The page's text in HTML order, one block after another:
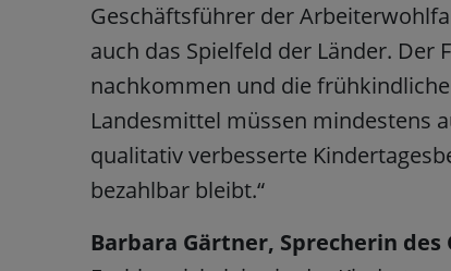
Geschäftsführer der
auch das Spielfeld der Länder. Der
nachkommen und die
Landesmittel müssen mindestens
qualitativ verbesserte
bezahlbar bleibt.“
Barbara Gärtner, Sprecherin des